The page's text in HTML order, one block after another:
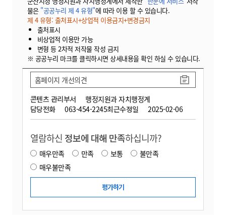
물은 "공공누리 제 4 유형"에 따라 이용 할 수 있습니다.
제 4 유형: 출처표시+상업적 이용금지+변경금지
출처표시
비상업적 이용만 가능
변형 등 2차적 저작물 작성 금지
※ 공공누리 마크를 클릭하시면 상세내용을 확인 하실 수 있습니다.
콘텐츠 관리부서
행정지원과 자치행정계
담당전화
063-454-2245최근수정일 2025-02-06
홈페이지 개선의견
열람하신 정보에 대해 만족하십니까?
매우만족 만족 보통
불만족
매우불만족